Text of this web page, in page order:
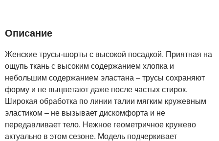
Описание
Женские трусы-шорты с высокой посадкой. Приятная на
ощупь ткань с высоким содержанием хлопка и
небольшим содержанием эластана – трусы сохраняют
форму и не выцветают даже после частых стирок.
Широкая обработка по линии талии мягким кружевным
эластиком – не вызывает дискомфорта и не
передавливает тело. Нежное геометричное кружево
актуально в этом сезоне. Модель подчеркивает